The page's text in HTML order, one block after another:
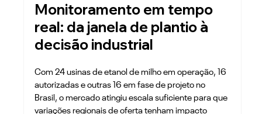
Monitoramento em tempo
real: da janela de plantio à
decisão industrial
Com 24 usinas de etanol de milho em operação, 16
autorizadas e outras 16 em fase de projeto no
Brasil, o mercado atingiu escala suficiente para que
variações regionais de oferta tenham impacto